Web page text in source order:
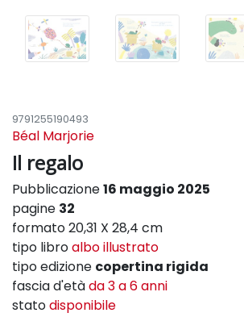
9791255190493
Béal Marjorie
Il regalo
Pubblicazione16 maggio 2025
pagine 32
formato 20,31 X 28,4 cm
tipo libroalbo illustrato
tipo edizione copertina rigida
fascia d'etàda 3 a 6 anni
statodisponibile